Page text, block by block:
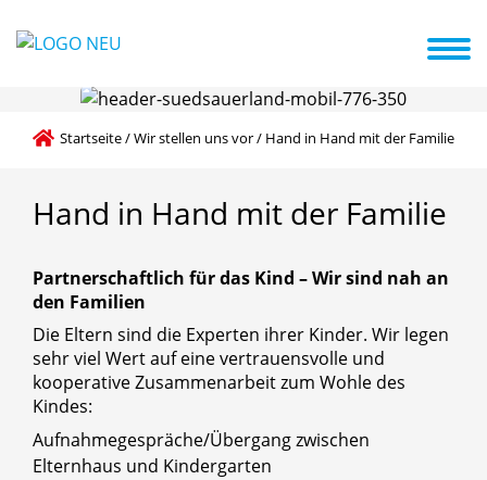
Elternengagement
Startseite/Wir stellen uns vor/ Hand in Hand mit der Familie
Hand in Hand mit der Familie
Partnerschaftlich für das Kind – Wir sind nah an
den Familien
Die Eltern sind die Experten ihrer Kinder. Wir legen
sehr viel Wert auf eine vertrauensvolle und
kooperative Zusammenarbeit zum Wohle des
Kindes:
Aufnahmegespräche/Übergang zwischen
Elternhaus und Kindergarten